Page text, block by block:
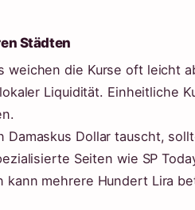
Städten
weichen die Kurse oft leicht
Liquidität. Einheitliche
Damaskus Dollar tauscht,
Seiten wie SP
kann mehrere Hundert Lira